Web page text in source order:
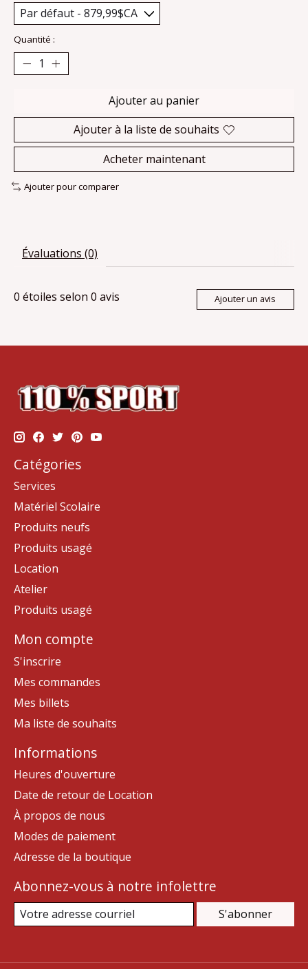
Quantité :
Ajouter au panier
Ajouter à la liste de souhaits
Acheter maintenant
Ajouter pour comparer
Évaluations (0)
0 étoiles selon 0 avis Ajouter un avis
Catégories
Services
Matériel Scolaire
Produits neufs
Produits usagé
Location
Atelier
Produits usagé
Mon compte
S'inscrire
Mes commandes
Mes billets
Ma liste de souhaits
Informations
Heures d'ouverture
Date de retour de Location
À propos de nous
Modes de paiement
Adresse de la boutique
Abonnez-vous à notre infolettre
S'abonner